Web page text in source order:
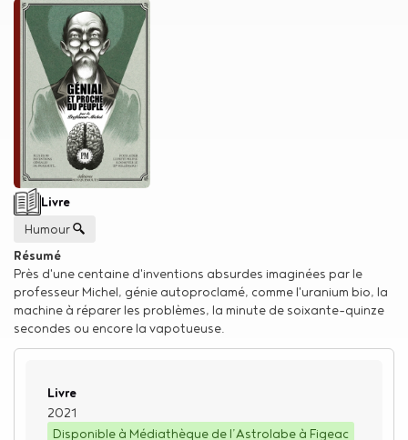
Type de support matériel
Livre
Genre
Humour
Résumé
Près d'une centaine d'inventions absurdes imaginées par le
professeur Michel, génie autoproclamé, comme l'uranium bio, la
machine à réparer les problèmes, la minute de soixante-quinze
secondes ou encore la vapotueuse.
Type de support matériel
Livre
2021
Disponible à Médiathèque de l’Astrolabe à Figeac